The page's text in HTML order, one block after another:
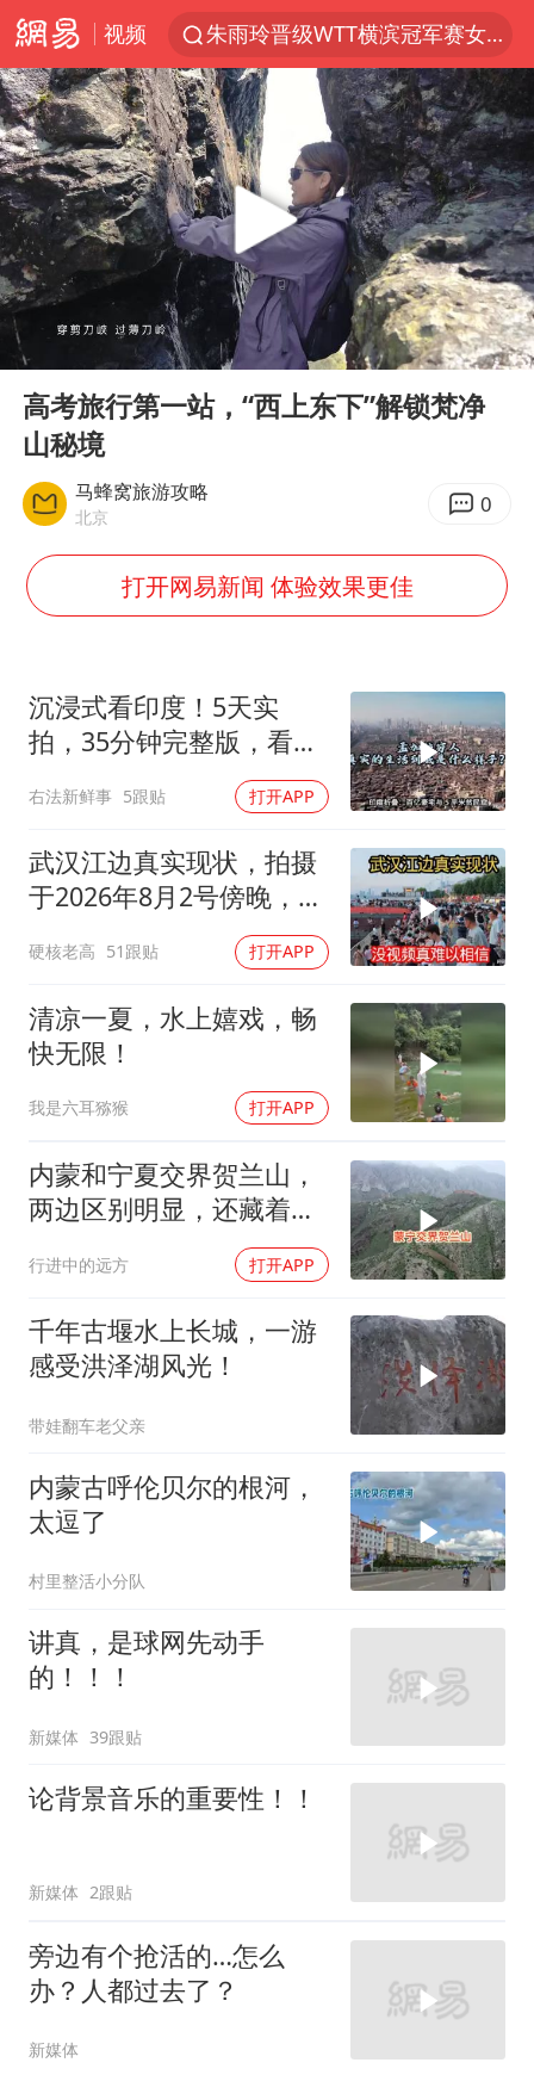
视频
朱雨玲晋级WTT横滨冠军赛女单八强
女子开一天一夜空调后二氧化碳中毒
美国将对多晶硅衍生品加征15%关税
佛山通报笔试前13被淘汰后5名进体检
泰国校园枪击案死亡人数升至7人
陕西省委书记赶赴柞水县杏坪镇
女孩摆摊卖菌子时收到北大通知书
年内第一高价股今日打新
改名后的“青海拉面”店
四川宜宾市高县发生4.9级地震
公司“上四休三”但要降薪1000元
A股收盘：三大指数均涨超1%
如何把百年大党建设得更加坚强有力？
Play
00:00 01:31
高考旅行第一站，“西上东下”解锁梵净
山秘境
马蜂窝旅游攻略
北京 0
打开网易新闻 体验效果更佳
沉浸式看印度！5天实
拍，35分钟完整版，看完
右法新鲜事 5跟贴 打开APP
武汉江边真实现状，拍摄
于2026年8月2号傍晚，大
硬核老高 51跟贴 打开APP
清凉一夏，水上嬉戏，畅
快无限！
我是六耳猕猴 打开APP
内蒙和宁夏交界贺兰山，
两边区别明显，还藏着千
行进中的远方 打开APP
千年古堰水上长城，一游
感受洪泽湖风光！
带娃翻车老父亲
内蒙古呼伦贝尔的根河，
太逗了
村里整活小分队
讲真，是球网先动手
的！！！
新媒体 39跟贴
论背景音乐的重要性！！
新媒体 2跟贴
旁边有个抢活的…怎么
办？人都过去了？
新媒体